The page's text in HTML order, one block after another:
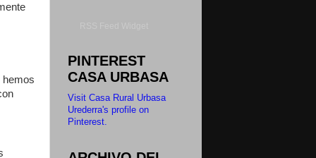
hemos
PINTEREST
CASA URBASA
Visit Casa Rural Urbasa
Urederra's profile on
Pinterest.